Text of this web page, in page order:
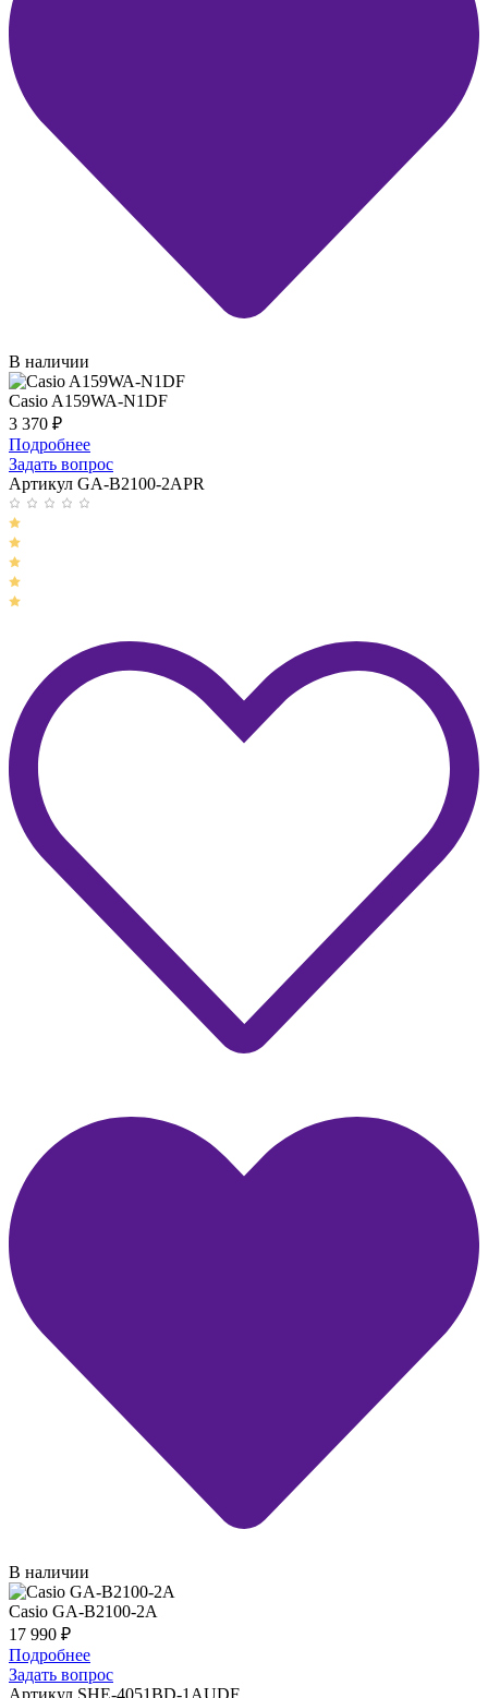
В наличии
Casio A159WA-N1DF
3 370 ₽
Подробнее
Задать вопрос
Артикул GA-B2100-2APR
В наличии
Casio GA-B2100-2A
17 990 ₽
Подробнее
Задать вопрос